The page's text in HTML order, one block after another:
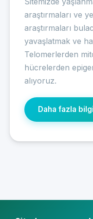
araştırmaları ve
araştırmaları
yavaşlatmak ve
Telomerlerden
hücrelerden
alıyoruz.
Daha fazla